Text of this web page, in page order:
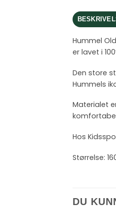
Hummel
er lavet i
Den store
Hummels
Materialet
Hos
Størrelse:
DU